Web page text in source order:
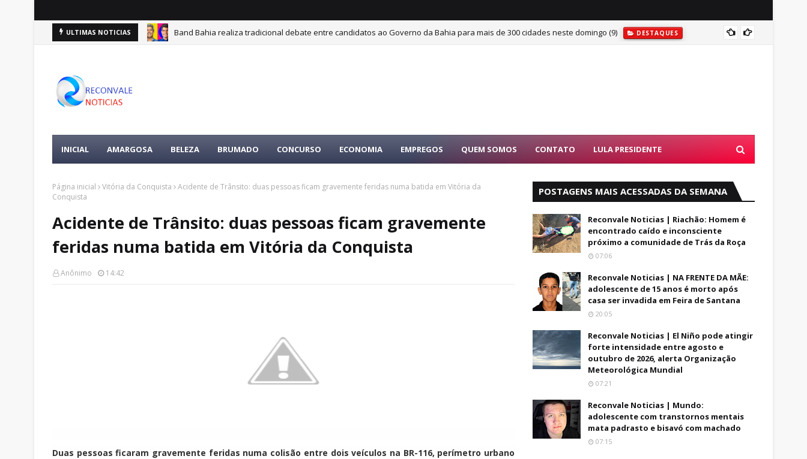
ULTIMAS NOTICIAS Band Bahia realiza tradicional debate entre candidatos ao Governo da Bahia para mais de 300 cidades neste domingo (9) DESTAQUES
INICIAL AMARGOSA BELEZA BRUMADO CONCURSO ECONOMIA EMPREGOS QUEM SOMOS CONTATO LULA PRESIDENTE
Página inicial Vitória da Conquista
Acidente de Trânsito: duas pessoas ficam gravemente feridas numa batida em Vitória da
Conquista
Acidente de Trânsito: duas pessoas ficam gravemente
feridas numa batida em Vitória da Conquista
Anônimo 14:42
Duas pessoas ficaram gravemente feridas numa colisão entre dois veículos na BR-116, perímetro urbano
POSTAGENS MAIS ACESSADAS DA SEMANA
Reconvale Noticias | Riachão: Homem é
encontrado caído e inconsciente
próximo a comunidade de Trás da Roça
07:06
Reconvale Noticias | NA FRENTE DA MÃE:
adolescente de 15 anos é morto após
casa ser invadida em Feira de Santana
20:05
Reconvale Noticias | El Niño pode atingir
forte intensidade entre agosto e
outubro de 2026, alerta Organização
Meteorológica Mundial
07:21
Reconvale Noticias | Mundo:
adolescente com transtornos mentais
mata padrasto e bisavó com machado
07:15